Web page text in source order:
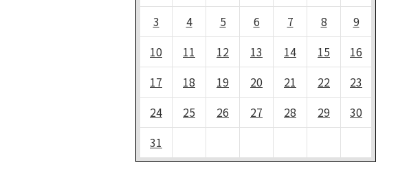
3
4 5 6 7 8
9
10
11 12 13 14 15
16
17
18 19 20 21 22
23
24
25 26 27 28 29
30
31